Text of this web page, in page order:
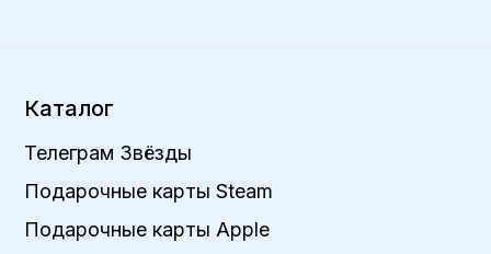
Каталог
Телеграм Звёзды
Подарочные карты Steam
Подарочные карты Apple